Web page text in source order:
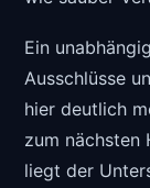
Ein
Ausschlüsse
hier deutlich
zum nächsten
liegt der